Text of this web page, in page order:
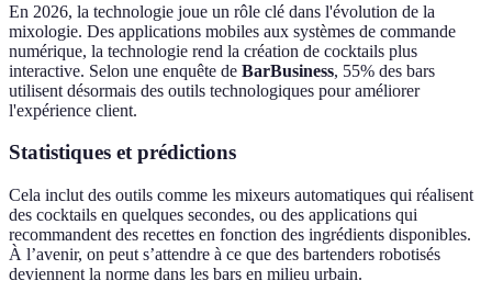
En 2026, la technologie joue un rôle clé dans l'évolution de la
mixologie. Des applications mobiles aux systèmes de commande
numérique, la technologie rend la création de cocktails plus
interactive. Selon une enquête de BarBusiness, 55% des bars
utilisent désormais des outils technologiques pour améliorer
l'expérience client.
Statistiques et prédictions
Cela inclut des outils comme les mixeurs automatiques qui réalisent
des cocktails en quelques secondes, ou des applications qui
recommandent des recettes en fonction des ingrédients disponibles.
À l’avenir, on peut s’attendre à ce que des bartenders robotisés
deviennent la norme dans les bars en milieu urbain.